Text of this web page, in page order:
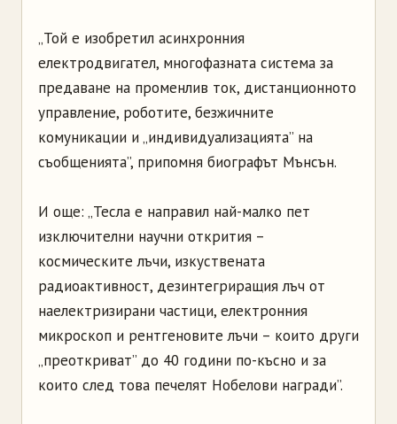
„Той е изобретил асинхронния
електродвигател, многофазната система за
предаване на променлив ток, дистанционното
управление, роботите, безжичните
комуникации и „индивидуализацията” на
съобщенията”, припомня биографът Мънсън.
И още: „Тесла е направил най-малко пет
изключителни научни открития –
космическите лъчи, изкуствената
радиоактивност, дезинтегриращия лъч от
наелектризирани частици, електронния
микроскоп и рентгеновите лъчи – които други
„преоткриват” до 40 години по-късно и за
които след това печелят Нобелови награди”.